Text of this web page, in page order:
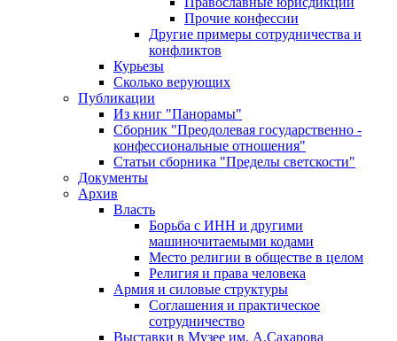
Прочие конфессии
Другие примеры сотрудничества и
конфликтов
Курьезы
Сколько верующих
Публикации
Из книг "Панорамы"
Сборник "Преодолевая государственно -
конфессиональные отношения"
Статьи сборника "Пределы светскости"
Документы
Архив
Власть
Борьба с ИНН и другими
машиночитаемыми кодами
Место религии в обществе в целом
Религия и права человека
Армия и силовые структуры
Соглашения и практическое
сотрудничество
Выставки в Музее им. А.Сахарова